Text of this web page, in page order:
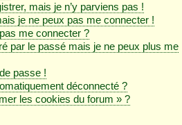
mais je n’y parviens pas !
je ne peux pas me connecter !
me connecter ?
par le passé mais je ne peux plus me
passe !
déconnecté ?
les cookies du forum » ?